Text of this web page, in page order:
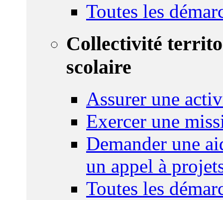
Toutes les
Collectivité
scolaire
Assurer une
Exercer une
Demander une
un appel à
Toutes les